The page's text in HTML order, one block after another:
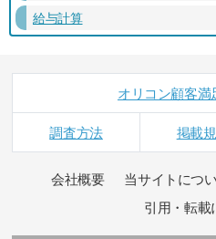
給与計算
オリコン顧客満
調査方法 掲載
会社概要 当サイトにつ
引用・転載